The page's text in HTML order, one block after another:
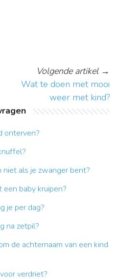
Volgende artikel→
Wat te doen met mooi
weer met kind?
onterven?
als je zwanger bent?
baby kruipen?
je per dag?
na zetpil?
de achternaam van een kind
verdriet?